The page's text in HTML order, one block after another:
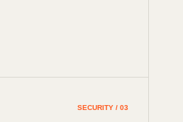
03 / SECURITY